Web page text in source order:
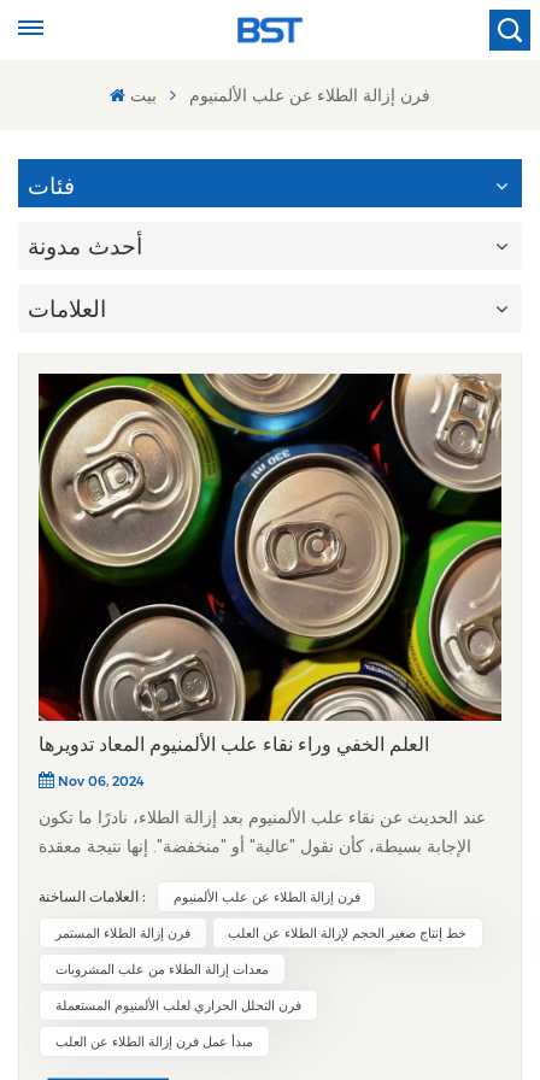
بيت فرن إزالة الطلاء عن علب الألمنيوم
فئات
أحدث مدونة
العلامات
العلم الخفي وراء نقاء علب الألمنيوم المعاد تدويرها
Nov 06, 2024
عند الحديث عن نقاء علب الألمنيوم بعد إزالة الطلاء، نادرًا ما تكون
الإجابة بسيطة، كأن نقول "عالية" أو "منخفضة". إنها نتيجة معقدة
والمعالجة اللاحقة. وباعتبارها من أكثر مواد التغليف إعادة تدويرًا
على مستوى العالم، فإن نقاء علبة الألمنيوم بعد إزالة الطلاء يؤثر
بشكل مباشر على قيمتها في إعادة التدوير، مما يكشف عن صلة
وثيقة بين علم المواد والاقتصاد الدائري. 1. الأساس: تحدد المادة
الأساسية نقطة البدايةتبدأ رحلة الوصول إلى أعلى مستويات النقاء
من العلبة نفسها. أكثر من 95% من علب المشروبات المتوفرة في
العلامات الساخنة : فرن إزالة الطلاء عن علب الألمنيوم
فرن إزالة الطلاء المستمر خط إنتاج صغير الحجم لإزالة الطلاء عن العلب
معدات إزالة الطلاء من علب المشروبات
فرن التحلل الحراري لعلب الألمنيوم المستعملة
مبدأ عمل فرن إزالة الطلاء عن العلب